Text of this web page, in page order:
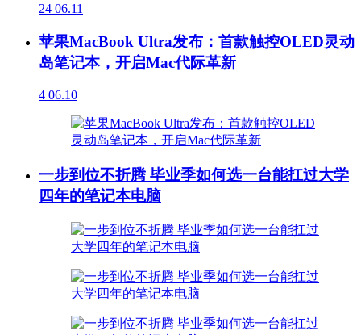
24 06.11
苹果MacBook Ultra发布：首款触控OLED灵动
岛笔记本，开启Mac代际革新
4 06.10
一步到位不折腾 毕业季如何选一台能扛过大学
四年的笔记本电脑